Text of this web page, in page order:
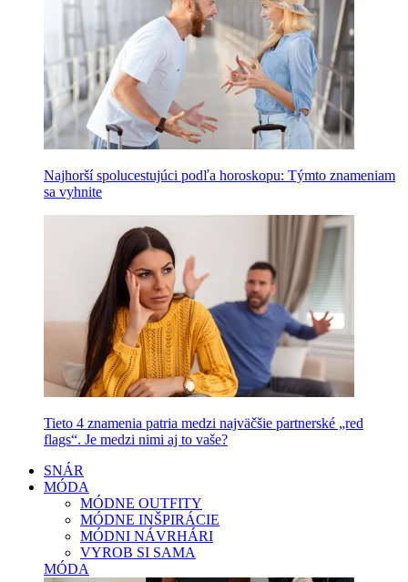
Najhorší spolucestujúci podľa horoskopu: Týmto znameniam
sa vyhnite
Tieto 4 znamenia patria medzi najväčšie partnerské „red
flags“. Je medzi nimi aj to vaše?
SNÁR
MÓDA
MÓDNE OUTFITY
MÓDNE INŠPIRÁCIE
MÓDNI NÁVRHÁRI
VYROB SI SAMA
MÓDA